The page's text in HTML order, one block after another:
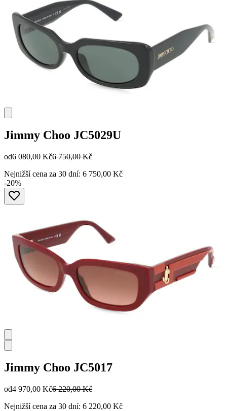
Jimmy Choo JC5029U
od6 080,00 Kč6 750,00 Kč
Nejnižší cena za 30 dní: 6 750,00 Kč
-20%
Jimmy Choo JC5017
od4 970,00 Kč6 220,00 Kč
Nejnižší cena za 30 dní: 6 220,00 Kč